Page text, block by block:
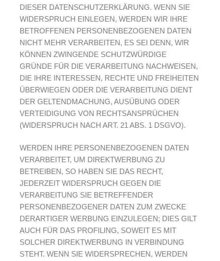
DIESER DATENSCHUTZERKLÄRUNG. WENN SIE
WIDERSPRUCH EINLEGEN, WERDEN WIR IHRE
BETROFFENEN PERSONENBEZOGENEN DATEN
NICHT MEHR VERARBEITEN, ES SEI DENN, WIR
KÖNNEN ZWINGENDE SCHUTZWÜRDIGE
GRÜNDE FÜR DIE VERARBEITUNG NACHWEISEN,
DIE IHRE INTERESSEN, RECHTE UND FREIHEITEN
ÜBERWIEGEN ODER DIE VERARBEITUNG DIENT
DER GELTENDMACHUNG, AUSÜBUNG ODER
VERTEIDIGUNG VON RECHTSANSPRÜCHEN
(WIDERSPRUCH NACH ART. 21 ABS. 1 DSGVO).
WERDEN IHRE PERSONENBEZOGENEN DATEN
VERARBEITET, UM DIREKTWERBUNG ZU
BETREIBEN, SO HABEN SIE DAS RECHT,
JEDERZEIT WIDERSPRUCH GEGEN DIE
VERARBEITUNG SIE BETREFFENDER
PERSONENBEZOGENER DATEN ZUM ZWECKE
DERARTIGER WERBUNG EINZULEGEN; DIES GILT
AUCH FÜR DAS PROFILING, SOWEIT ES MIT
SOLCHER DIREKTWERBUNG IN VERBINDUNG
STEHT. WENN SIE WIDERSPRECHEN, WERDEN